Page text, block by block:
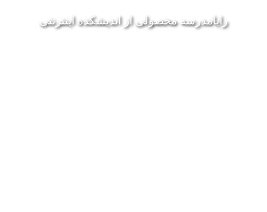
رايامدرسه محصولی از انديشکده اينترنتی